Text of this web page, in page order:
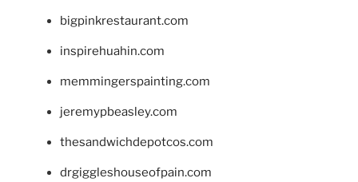
bigpinkrestaurant.com
inspirehuahin.com
memmingerspainting.com
jeremypbeasley.com
thesandwichdepotcos.com
drgiggleshouseofpain.com